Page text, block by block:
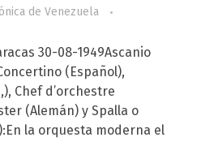
de Venezuela
30-08-1949Ascanio
(Español),
Chef d’orchestre
(Alemán) y Spalla o
la orquesta moderna el